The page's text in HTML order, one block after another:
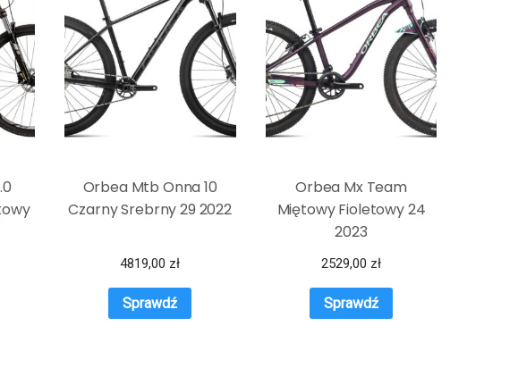
Orbea Mtb Onna 10
Czarny Srebrny 29 2022
4819,00 zł
Sprawdź
Orbea Mx Team
Miętowy Fioletowy 24
2023
2529,00 zł
Sprawdź